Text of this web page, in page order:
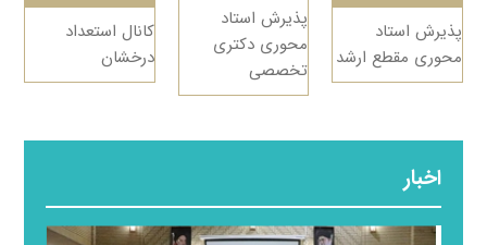
پذیرش استاد
محوری مقطع ارشد
پذیرش استاد
محوری دکتری
تخصصی
کانال استعداد
درخشان
اخبار